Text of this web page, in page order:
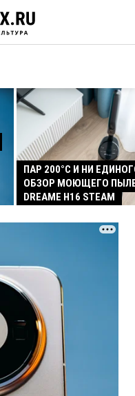
ПАР 200°C И НИ
ОБЗОР МОЮЩЕГО
DREAME H16 STEAM